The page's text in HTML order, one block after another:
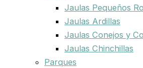
Jaulas Pequeños
Jaulas Ardillas
Jaulas Conejos y
Jaulas Chinchillas
Parques